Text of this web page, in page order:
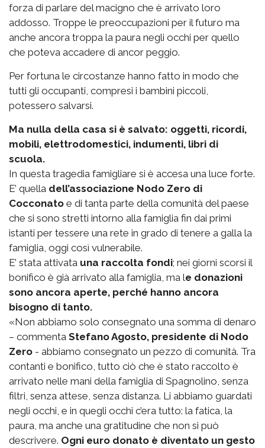
forza di parlare del macigno che è arrivato loro
addosso. Troppe le preoccupazioni per il futuro ma
anche ancora troppa la paura negli occhi per quello
che poteva accadere di ancor peggio.
Per fortuna le circostanze hanno fatto in modo che
tutti gli occupanti, compresi i bambini piccoli,
potessero salvarsi.
Ma nulla della casa si è salvato: oggetti, ricordi,
mobili, elettrodomestici, indumenti, libri di
scuola.
In questa tragedia famigliare si è accesa una luce forte.
E’ quella dell’associazione Nodo Zero di
Cocconato e di tanta parte della comunità del paese
che si sono stretti intorno alla famiglia fin dai primi
istanti per tessere una rete in grado di tenere a galla la
famiglia, oggi così vulnerabile.
E’ stata attivata una raccolta fondi; nei giorni scorsi il
bonifico è già arrivato alla famiglia, ma le donazioni
sono ancora aperte, perché hanno ancora
bisogno di tanto.
«Non abbiamo solo consegnato una somma di denaro
– commenta Stefano Agosto, presidente di Nodo
Zero - abbiamo consegnato un pezzo di comunità. Tra
contanti e bonifico, tutto ciò che è stato raccolto è
arrivato nelle mani della famiglia di Spagnolino, senza
filtri, senza attese, senza distanza. Li abbiamo guardati
negli occhi, e in quegli occhi c’era tutto: la fatica, la
paura, ma anche una gratitudine che non si può
descrivere. Ogni euro donato è diventato un gesto